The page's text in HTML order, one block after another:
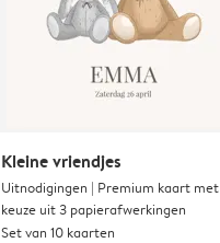
Kleine vriendjes
Uitnodigingen | Premium kaart met
keuze uit 3 papierafwerkingen
Set van 10 kaarten